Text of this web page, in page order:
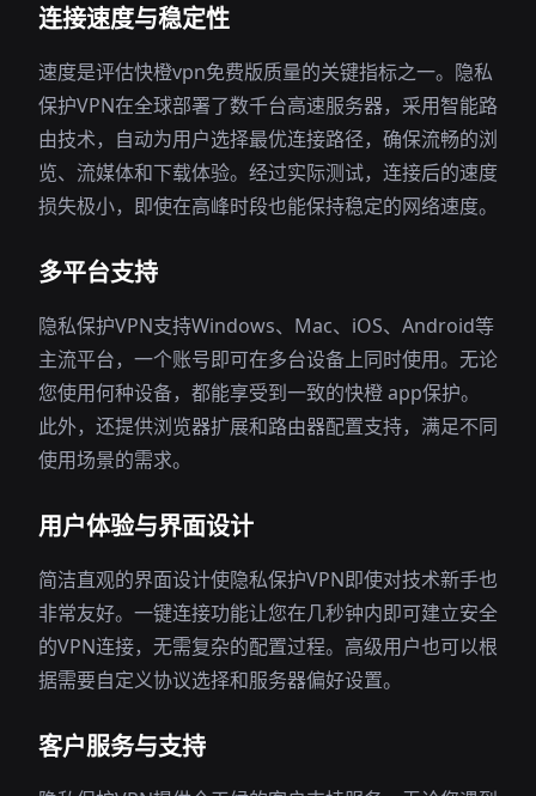
连接速度与稳定性
速度是评估快橙vpn免费版质量的关键指标之一。隐私
保护VPN在全球部署了数千台高速服务器，采用智能路
由技术，自动为用户选择最优连接路径，确保流畅的浏
览、流媒体和下载体验。经过实际测试，连接后的速度
损失极小，即使在高峰时段也能保持稳定的网络速度。
多平台支持
隐私保护VPN支持Windows、Mac、iOS、Android等
主流平台，一个账号即可在多台设备上同时使用。无论
您使用何种设备，都能享受到一致的快橙 app保护。
此外，还提供浏览器扩展和路由器配置支持，满足不同
使用场景的需求。
用户体验与界面设计
简洁直观的界面设计使隐私保护VPN即使对技术新手也
非常友好。一键连接功能让您在几秒钟内即可建立安全
的VPN连接，无需复杂的配置过程。高级用户也可以根
据需要自定义协议选择和服务器偏好设置。
客户服务与支持